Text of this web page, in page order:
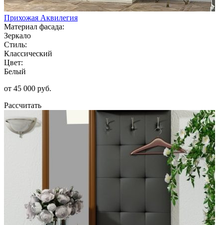
Прихожая Аквилегия
Материал фасада:
Зеркало
Стиль:
Классический
Цвет:
Белый
от 45 000 руб.
Рассчитать